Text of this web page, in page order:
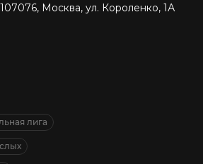
107076, Москва, ул. Короленко, 1А
лига